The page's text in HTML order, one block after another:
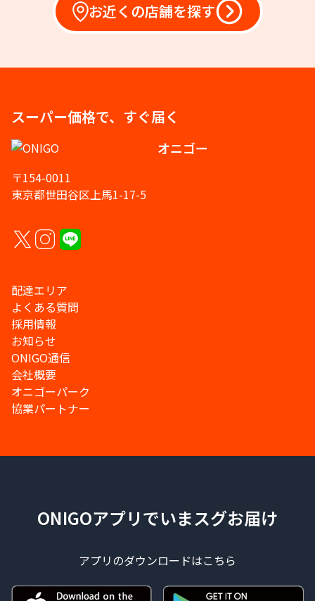
お近くの店舗を探す
スーパー価格で、すぐ届く
オニゴー
〒154-0011
東京都世田谷区上馬1-17-5
配達エリア
よくある質問
採用情報
お知らせ
ONIGO通信
会社概要
オニゴーパーク
協業パートナー
ONIGOアプリでいまスグお届け
アプリのダウンロードはこちら